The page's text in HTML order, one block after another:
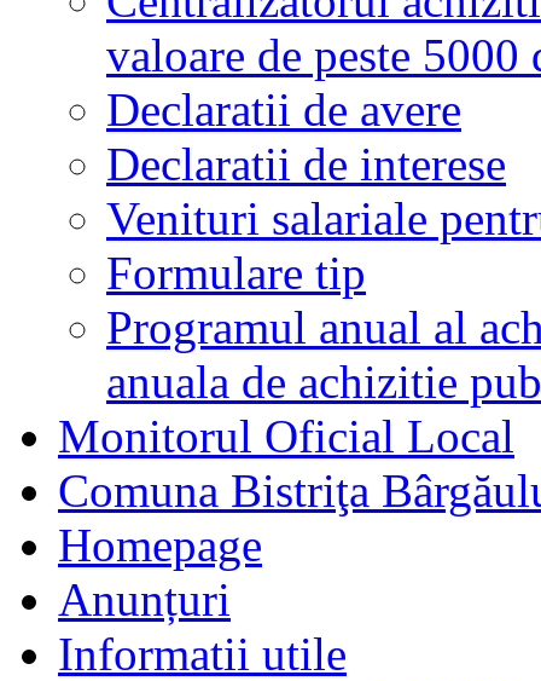
valoare de peste
Declaratii de avere
Declaratii de interese
Venituri salariale
Formulare tip
Programul anual al
anuala de achizitie
Monitorul Oficial Local
Comuna Bistriţa
Homepage
Anunțuri
Informatii utile